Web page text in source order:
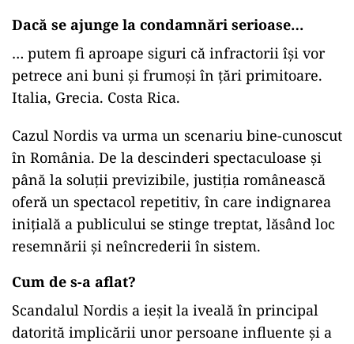
Dacă se ajunge la condamnări serioase…
… putem fi aproape siguri că infractorii își vor
petrece ani buni și frumoși în țări primitoare.
Italia, Grecia. Costa Rica.
Cazul Nordis va urma un scenariu bine-cunoscut
în România. De la descinderi spectaculoase și
până la soluții previzibile, justiția românească
oferă un spectacol repetitiv, în care indignarea
inițială a publicului se stinge treptat, lăsând loc
resemnării și neîncrederii în sistem.
Cum de s-a aflat?
Scandalul Nordis a ieșit la iveală în principal
datorită implicării unor persoane influente și a